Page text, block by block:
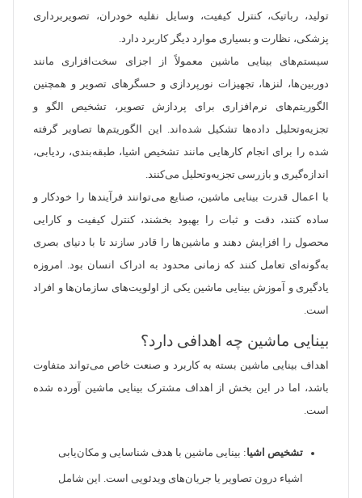
تولید، رباتیک، کنترل کیفیت، وسایل نقلیه خودران، تصویربرداری
پزشکی، نظارت و بسیاری موارد دیگر کاربرد دارد.
سیستم‌های بینایی ماشین معمولاً از اجزای سخت‌افزاری مانند
دوربین‌ها، لنزها، تجهیزات نورپردازی و حسگرهای تصویر و همچنین
الگوریتم‌های نرم‌افزاری برای پردازش تصویر، تشخیص الگو و
تجزیه‌وتحلیل داده‌ها تشکیل شده‌اند. این الگوریتم‌ها تصاویر گرفته
شده را برای انجام کارهایی مانند تشخیص اشیا، طبقه‌بندی، ردیابی،
اندازه‌گیری و بازرسی تجزیه‌وتحلیل می‌کنند.
با اعمال قدرت بینایی ماشین، صنایع می‌توانند فرآیندها را خودکار و
ساده کنند، دقت و ثبات را بهبود بخشند، کنترل کیفیت و کارایی
محصول را افزایش دهند و ماشین‌ها را قادر سازند تا با دنیای بصری
به‌گونه‌ای تعامل کنند که زمانی محدود به ادراک انسان بود. امروزه
یادگیری و آموزش بینایی ماشین یکی از اولویت‌های سازمان‌ها و افراد
است.
بینایی ماشین چه اهدافی دارد؟
اهداف بینایی ماشین بسته به کاربرد و صنعت خاص می‌تواند متفاوت
باشد، اما در این بخش از اهداف مشترک بینایی ماشین آورده شده
است.
تشخیص اشیا: بینایی ماشین با هدف شناسایی و مکان‌یابی
اشیاء درون تصاویر یا جریان‌های ویدئویی است. این شامل